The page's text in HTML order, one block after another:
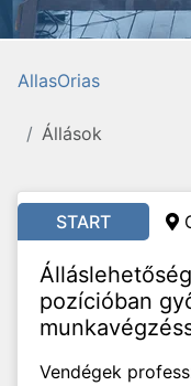
AllasOrias
Állások
START
pozícióban
Vendégek